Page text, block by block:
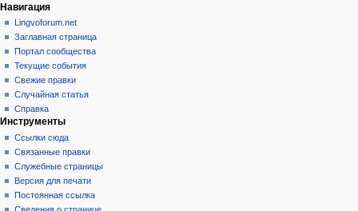
Навигация
Lingvoforum.net
Заглавная страница
Портал сообщества
Текущие события
Свежие правки
Случайная статья
Справка
Инструменты
Ссылки сюда
Связанные правки
Служебные страницы
Версия для печати
Постоянная ссылка